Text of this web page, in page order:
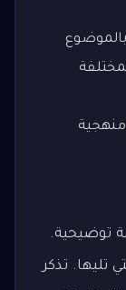
بالموضوع
توضيحية.
تليها. تذكر